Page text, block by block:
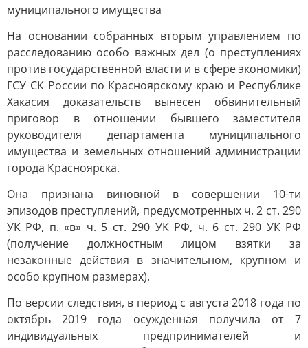
муниципального имущества
На основании собранных вторым управлением по
расследованию особо важных дел (о преступлениях
против государственной власти и в сфере экономики)
ГСУ СК России по Красноярскому краю и Республике
Хакасия доказательств вынесен обвинительный
приговор в отношении бывшего заместителя
руководителя департамента муниципального
имущества и земельных отношений администрации
города Красноярска.
Она признана виновной в совершении 10-ти
эпизодов преступлений, предусмотренных ч. 2 ст. 290
УК РФ, п. «в» ч. 5 ст. 290 УК РФ, ч. 6 ст. 290 УК РФ
(получение должностным лицом взятки за
незаконные действия в значительном, крупном и
особо крупном размерах).
По версии следствия, в период с августа 2018 года по
октябрь 2019 года осужденная получила от 7
индивидуальных предпринимателей и